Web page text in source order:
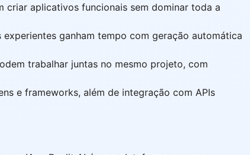
criar aplicativos funcionais sem dominar toda a
experientes ganham tempo com geração automática
trabalhar juntas no mesmo projeto, com
e frameworks, além de integração com APIs